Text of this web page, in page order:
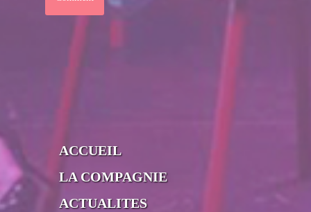
ACCUEIL
LA COMPAGNIE
ACTUALITES